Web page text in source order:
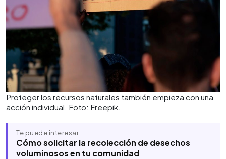
Proteger los recursos naturales también empieza con una
acción individual. Foto: Freepik.
Te puede interesar:
Cómo solicitar la recolección de desechos
voluminosos en tu comunidad